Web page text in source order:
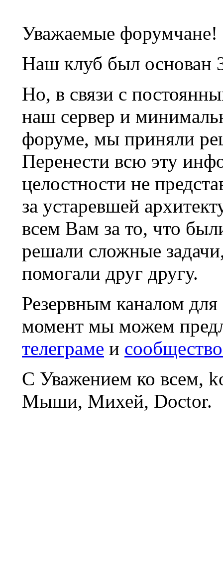
Уважаемые форумчане!
Наш клуб был основан
Но, в связи с
наш сервер и
форуме, мы приняли
Перенести всю эту
целостности не
за устаревшей
всем Вам за то, что
решали сложные
помогали друг другу.
Резервным каналом
момент мы можем
телеграме и
С Уважением ко всем,
Мыши, Михей, Doctor.